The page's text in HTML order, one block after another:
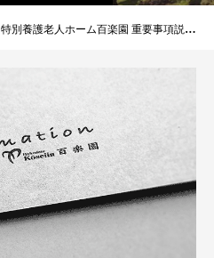
特別養護老人ホーム百楽園 重要事項説明書